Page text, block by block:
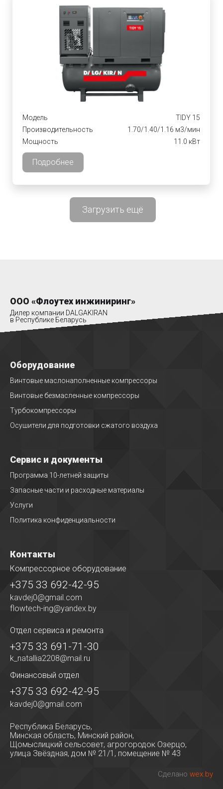
Модель
TIDY 15
Производительность
1.70/1.40/1.16 м3/мин
Мощность
11.0 кВт
Подробнее
Загрузить ещё
ООО «Флоутех инжиниринг»
Дилер компании DALGAKIRAN
в Республике Беларусь
Оборудование
Винтовые маслонаполненные компрессоры
Винтовые безмасленные компрессоры
Турбокомпрессоры
Осушители для подготовки сжатого воздуха
Сервис и документы
Программа 10-летней защиты
Запасные части и расходные материалы
Услуги
Политика конфиденциальности
Контакты
Компрессорное оборудование
+375 33 692-42-95
kavdej0@gmail.com
flowtech-ing@yandex.by
Отдел сервиса и ремонта
+375 33 691-71-30
k_natallia2208@mail.ru
Финансовый отдел
+375 33 692-42-95
kavdej0@gmail.com
Республика Беларусь,
Минская область, Минский район,
Щомыслицкий сельсовет, агрогородок Озерцо,
улица Звёздная, дом № 21/1, помещение № 43
Сделано wex.by